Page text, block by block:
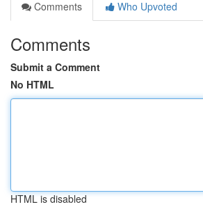
Comments
Who Upvoted
Comments
Submit a Comment
No HTML
HTML is disabled